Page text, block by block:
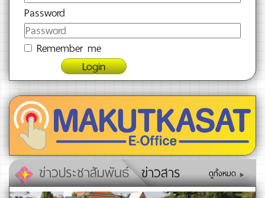
Password
Remember me
Login
ข่าวประชาสัมพันธ์ ข่าวสาร ดูทั้งหมด